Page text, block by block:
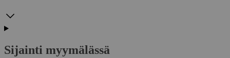
Sijainti myymälässä